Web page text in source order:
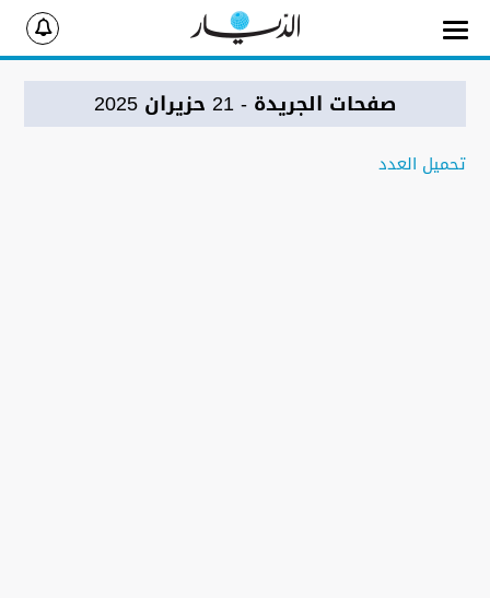
صفحات الجريدة - 21 حزيران 2025
تحميل العدد